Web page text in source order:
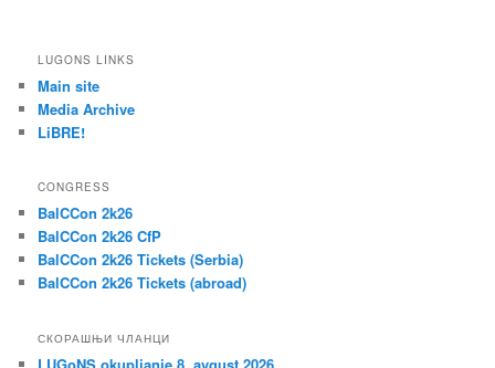
LUGONS LINKS
Main site
Media Archive
LiBRE!
CONGRESS
BalCCon 2k26
BalCCon 2k26 CfP
BalCCon 2k26 Tickets (Serbia)
BalCCon 2k26 Tickets (abroad)
СКОРАШЊИ ЧЛАНЦИ
LUGoNS okupljanje 8. avgust 2026